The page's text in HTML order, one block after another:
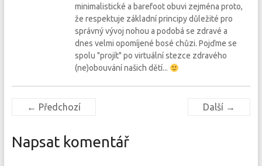
minimalistické a barefoot obuvi zejména proto,
že respektuje základní principy důležité pro
správný vývoj nohou a podobá se zdravé a
dnes velmi opomíjené bosé chůzi. Pojďme se
spolu "projít" po virtuální stezce zdravého
(ne)obouvání našich dětí...
← Předchozí Další →
Napsat komentář